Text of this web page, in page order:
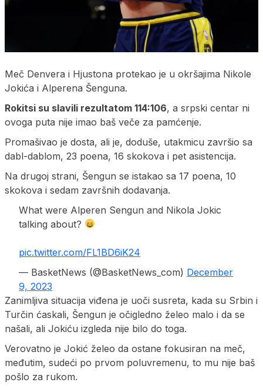
Meč Denvera i Hjustona protekao je u okršajima Nikole
Jokića i Alperena Šenguna.
Rokitsi su slavili rezultatom 114:106, a srpski centar ni
ovoga puta nije imao baš veče za pamćenje.
Promašivao je dosta, ali je, doduše, utakmicu završio sa
dabl-dablom, 23 poena, 16 skokova i pet asistencija.
Na drugoj strani, Šengun se istakao sa 17 poena, 10
skokova i sedam završnih dodavanja.
What were Alperen Sengun and Nikola Jokic
talking about?
pic.twitter.com/FL1BD6iK24
— BasketNews (@BasketNews_com) December
9, 2023
Zanimljiva situacija viđena je uoči susreta, kada su Srbin i
Turčin ćaskali, Šengun je očigledno želeo malo i da se
našali, ali Jokiću izgleda nije bilo do toga.
Verovatno je Jokić želeo da ostane fokusiran na meč,
međutim, sudeći po prvom poluvremenu, to mu nije baš
pošlo za rukom.